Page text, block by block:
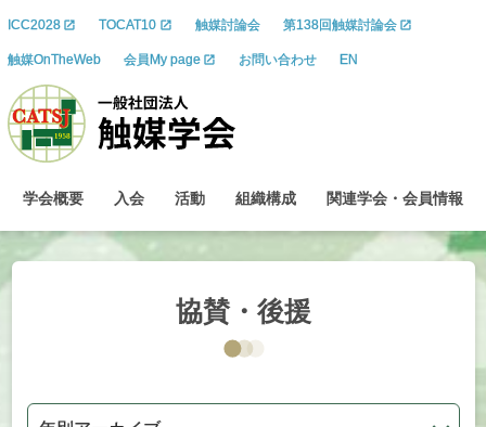
ICC2028 TOCAT10 触媒討論会 第138回触媒討論会
触媒OnTheWeb 会員My page お問い合わせ EN
学会概要 入会 活動 組織構成 関連学会 ・ 会員情報
協賛・後援